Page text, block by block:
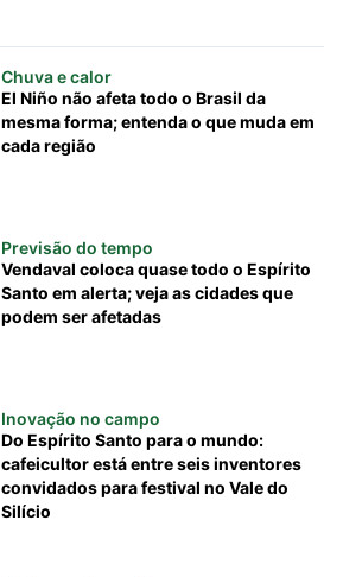
Chuva e calor
El Niño não afeta todo o Brasil da
mesma forma; entenda o que muda em
cada região
Previsão do tempo
Vendaval coloca quase todo o Espírito
Santo em alerta; veja as cidades que
podem ser afetadas
Inovação no campo
Do Espírito Santo para o mundo:
cafeicultor está entre seis inventores
convidados para festival no Vale do
Silício